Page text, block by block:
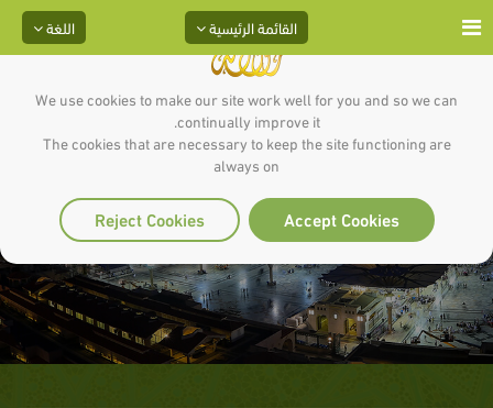
We use cookies to make our site work well for you and so we can
continually improve it.
The cookies that are necessary to keep the site functioning are
always on
Accept Cookies
Reject Cookies
اللغة القائمة الرئيسية
رسائل هامة للأمة